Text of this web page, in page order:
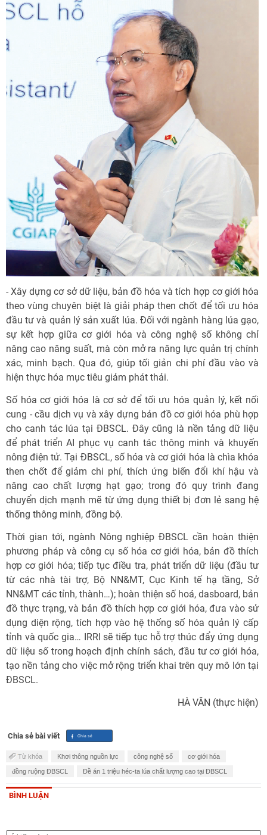
- Xây dựng cơ sở dữ liệu, bản đồ hóa và tích hợp cơ giới hóa
theo vùng chuyên biệt là giải pháp then chốt để tối ưu hóa
đầu tư và quản lý sản xuất lúa. Đối với ngành hàng lúa gạo,
sự kết hợp giữa cơ giới hóa và công nghệ số không chỉ
nâng cao năng suất, mà còn mở ra năng lực quản trị chính
xác, minh bạch. Qua đó, giúp tối giản chi phí đầu vào và
hiện thực hóa mục tiêu giảm phát thải.
Số hóa cơ giới hóa là cơ sở để tối ưu hóa quản lý, kết nối
cung - cầu dịch vụ và xây dựng bản đồ cơ giới hóa phù hợp
cho canh tác lúa tại ĐBSCL. Đây cũng là nền tảng dữ liệu
để phát triển AI phục vụ canh tác thông minh và khuyến
nông điện tử. Tại ĐBSCL, số hóa và cơ giới hóa là chìa khóa
then chốt để giảm chi phí, thích ứng biến đổi khí hậu và
nâng cao chất lượng hạt gạo; trong đó quy trình đang
chuyển dịch mạnh mẽ từ ứng dụng thiết bị đơn lẻ sang hệ
thống thông minh, đồng bộ.
Thời gian tới, ngành Nông nghiệp ĐBSCL cần hoàn thiện
phương pháp và công cụ số hóa cơ giới hóa, bản đồ thích
hợp cơ giới hóa; tiếp tục điều tra, phát triển dữ liệu (đầu tư
từ các nhà tài trợ, Bộ NN&MT, Cục Kinh tế hạ tầng, Sở
NN&MT các tỉnh, thành…); hoàn thiện số hoá, dasboard, bản
đồ thực trạng, và bản đồ thích hợp cơ giới hóa, đưa vào sử
dụng diện rộng, tích hợp vào hệ thống số hóa quản lý cấp
tỉnh và quốc gia… IRRI sẽ tiếp tục hỗ trợ thúc đẩy ứng dụng
dữ liệu số trong hoạch định chính sách, đầu tư cơ giới hóa,
tạo nền tảng cho việc mở rộng triển khai trên quy mô lớn tại
ĐBSCL.
HÀ VĂN (thực hiện)
Chia sẻ bài viết
Từ khóa Khơi thông nguồn lực công nghệ số cơ giới hóa
đồng ruộng ĐBSCL Đề án 1 triệu héc-ta lúa chất lượng cao tại ĐBSCL
BÌNH LUẬN